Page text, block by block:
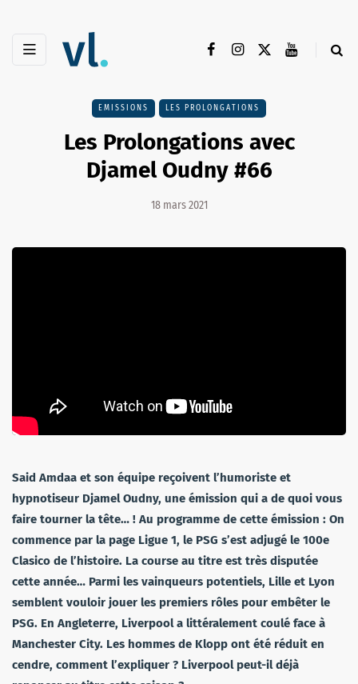
EMISSIONS LES PROLONGATIONS
Les Prolongations avec
Djamel Oudny #66
18 mars 2021
Said Amdaa et son équipe reçoivent l’humoriste et
hypnotiseur Djamel Oudny, une émission qui a de quoi vous
faire tourner la tête… ! Au programme de cette émission : On
commence par la page Ligue 1, le PSG s’est adjugé le 100e
Clasico de l’histoire. La course au titre est très disputée
cette année… Parmi les vainqueurs potentiels, Lille et Lyon
semblent vouloir jouer les premiers rôles pour embêter le
PSG. En Angleterre, Liverpool a littéralement coulé face à
Manchester City. Les hommes de Klopp ont été réduit en
cendre, comment l’expliquer ? Liverpool peut-il déjà